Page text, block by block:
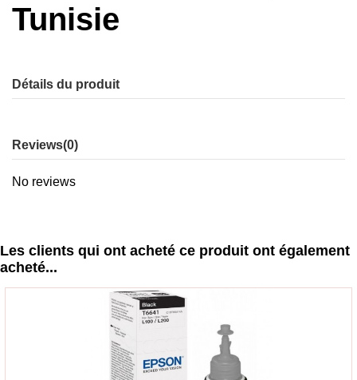
Tunisie
Détails du produit
Reviews(0)
No reviews
Les clients qui ont acheté ce produit ont également
acheté...